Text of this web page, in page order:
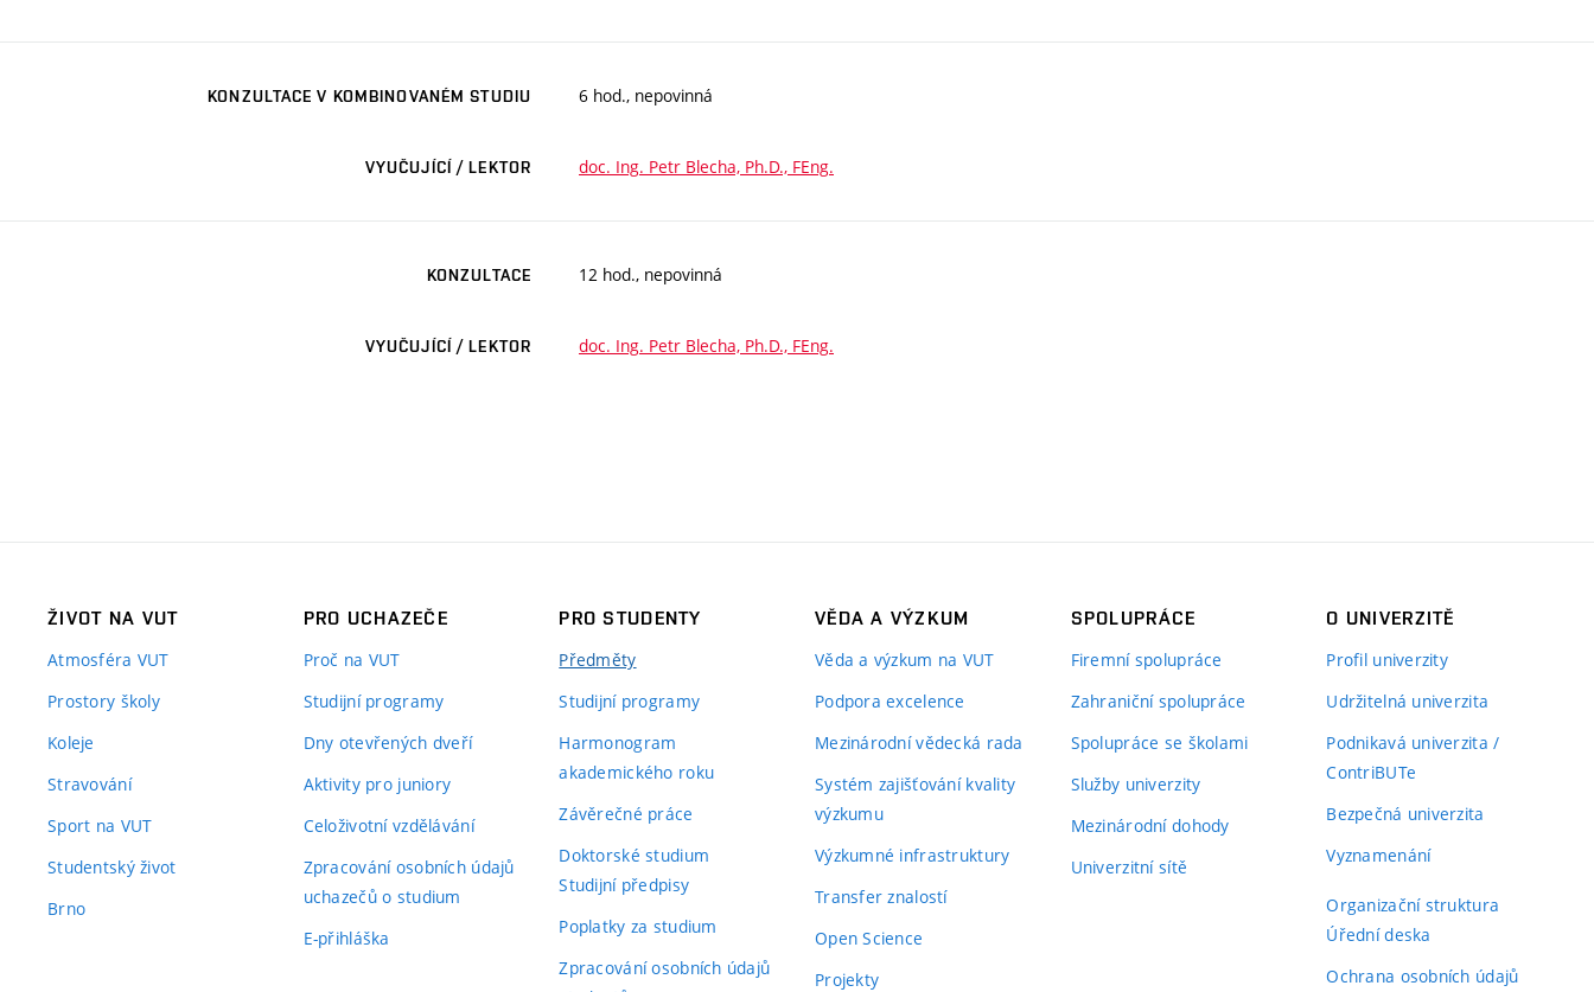
KONZULTACE V KOMBINOVANÉM STUDIU 6 hod., nepovinná
VYUČUJÍCÍ / LEKTOR doc. Ing. Petr Blecha, Ph.D., FEng.
KONZULTACE 12 hod., nepovinná
VYUČUJÍCÍ / LEKTOR doc. Ing. Petr Blecha, Ph.D., FEng.
ŽIVOT NA VUT
Atmosféra VUT
Prostory školy
Koleje
Stravování
Sport na VUT
Studentský život
Brno
PRO UCHAZEČE
Proč na VUT
Studijní programy
Dny otevřených dveří
Aktivity pro juniory
Celoživotní vzdělávání
Zpracování osobních údajů
uchazečů o studium
E-přihláška
PRO STUDENTY
Předměty
Studijní programy
Harmonogram
akademického roku
Závěrečné práce
Doktorské studium
Studijní předpisy
Poplatky za studium
Zpracování osobních údajů
VĚDA A VÝZKUM
Věda a výzkum na VUT
Podpora excelence
Mezinárodní vědecká rada
Systém zajišťování kvality
výzkumu
Výzkumné infrastruktury
Transfer znalostí
Open Science
Projekty
SPOLUPRÁCE
Firemní spolupráce
Zahraniční spolupráce
Spolupráce se školami
Služby univerzity
Mezinárodní dohody
Univerzitní sítě
O UNIVERZITĚ
Profil univerzity
Udržitelná univerzita
Podnikavá univerzita /
ContriBUTe
Bezpečná univerzita
Vyznamenání
Organizační struktura
Úřední deska
Ochrana osobních údajů